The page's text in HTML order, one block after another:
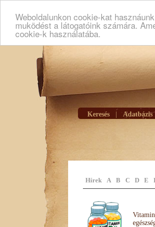
Weboldalunkon cookie-kat
muködést a látogatóink számára.
cookie-k használatába.
Keresés Adatbázis
Hírek A B C D E